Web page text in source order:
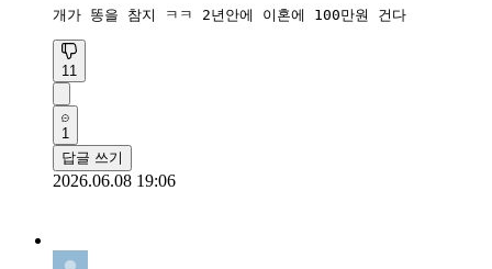
개가 똥을 참지 ㅋㅋ 2년안에 이혼에 100만원 건다
11
1
답글 쓰기
2026.06.08 19:06